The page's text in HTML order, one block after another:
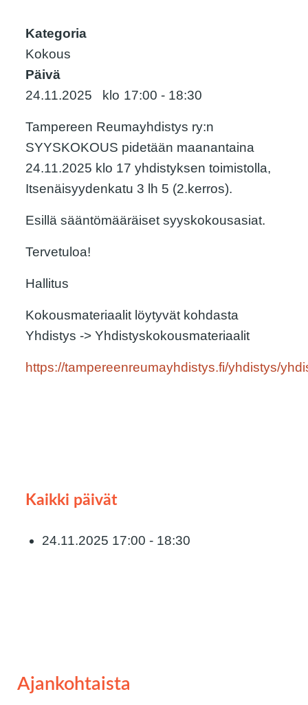
Kategoria
Kokous
Päivä
24.11.2025
17:00 - 18:30
Tampereen Reumayhdistys ry:n
SYYSKOKOUS pidetään maanantaina
24.11.2025 klo 17 yhdistyksen toimistolla,
Itsenäisyydenkatu 3 lh 5 (2.kerros).
Esillä sääntömääräiset syyskokousasiat.
Tervetuloa!
Hallitus
Kokousmateriaalit löytyvät kohdasta
Yhdistys -> Yhdistyskokousmateriaalit
https://tampereenreumayhdistys.fi/yhdistys/
Kaikki päivät
24.11.2025 17:00 - 18:30
Ajankohtaista